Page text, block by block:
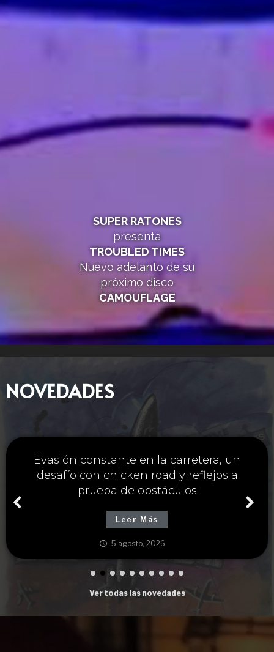
SUPER RATONES
presenta
TROUBLED TIMES
Nuevo adelanto de su
próximo disco
CAMOUFLAGE
NOVEDADES
Única estrategia y chicken road casino
para maximizar ganancias cruzando
carreteras peligrosas
Leer Más
5 agosto, 2026
Ver todas las novedades